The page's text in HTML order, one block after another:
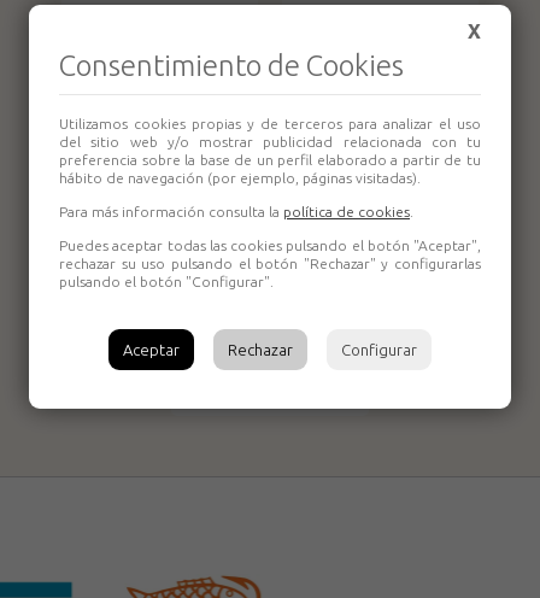
903-4 puas Bellota
Garabato forjado
903-5 puas Bellota
X
Consentimiento de Cookies
Utilizamos cookies propias y de terceros para analizar el uso
del sitio web y/o mostrar publicidad relacionada con tu
preferencia sobre la base de un perfil elaborado a partir de tu
hábito de navegación (por ejemplo, páginas visitadas).
Para más información consulta la política de cookies
Puedes aceptar todas las cookies pulsando el botón "Aceptar",
rechazar su uso pulsando el botón "Rechazar" y configurarlas
pulsando el botón "Configurar".
Aceptar Rechazar Configurar